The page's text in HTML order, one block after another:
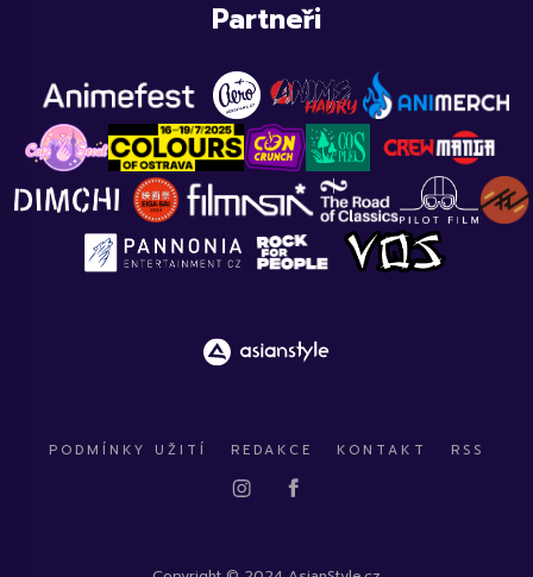
Partneři
PODMÍNKY UŽITÍ REDAKCE KONTAKT RSS